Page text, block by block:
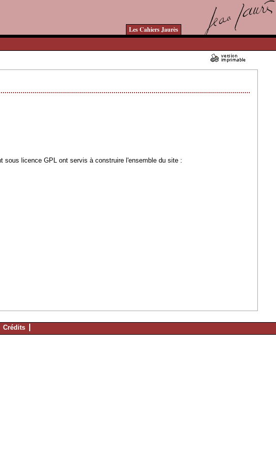
Les Cahiers Jaurès
licence GPL ont servis à construire l'ensemble du site :
Crédits